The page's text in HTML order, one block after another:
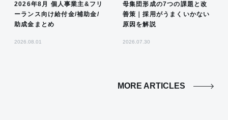
2026年8月 個人事業主&フリ
ーランス向け給付金/補助金/
助成金まとめ
2026.08.01
母集団形成の7つの課題と改
善策｜採用がうまくいかない
原因を解説
2026.07.30
MORE ARTICLES